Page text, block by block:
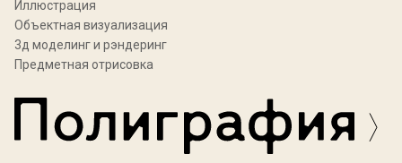
Иллюстрация
Объектная визуализация
3д моделинг и рэндеринг
Предметная отрисовка